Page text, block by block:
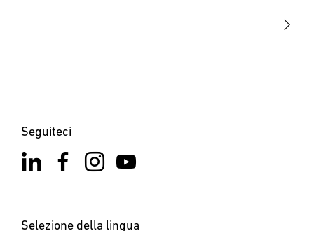
Seguiteci
Selezione della lingua